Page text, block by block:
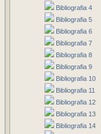
Bibliografia 4
Bibliografia 5
Bibliografia 6
Bibliografia 7
Bibliografia 8
Bibliografia 9
Bibliografia 10
Bibliografia 11
Bibliografia 12
Bibliografia 13
Bibliografia 14